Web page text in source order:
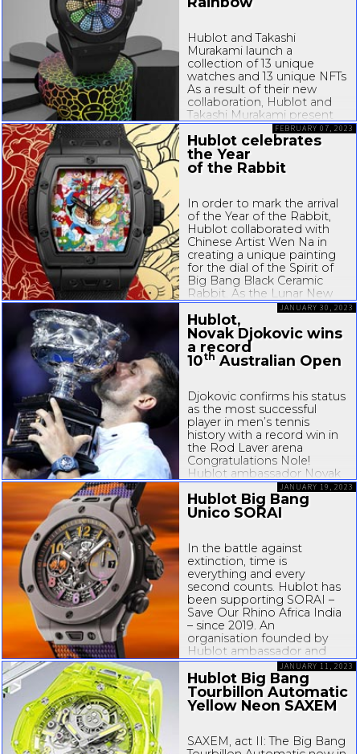
Hublot and Takashi
Murakami launch a
collection of 13 unique
watches and 13 unique NFTs
As a result of their new
collaboration, Hublot and
Takashi Murakami present
thirteen new NFTs and
thirteen unique timepieces
featuring the iconic smiling
flower that is central to the
Hublot celebrates
the Year
of the Rabbit
In order to mark the arrival
of the Year of the Rabbit,
Hublot collaborated with
Chinese Artist Wen Na in
creating a unique painting
for the dial of the Spirit of
Big Bang Black Ceramic
Rabbit. As the Lunar New
Year is approaching, Swiss
luxury watchmaker Hublot
has invited Wen Na to craft
a...
FEBRUARY 07, 2023
Hublot,
Novak Djokovic wins
a record
10th Australian Open
Djokovic confirms his status
as the most successful
player in men’s tennis
history with a record win in
the Rod Laver arena
Congratulations Nole!
Hublot ambassador Novak
Djokovic sealed a landmark
10th Australian Open title in
Melbourne, extending his
JANUARY 30, 2023
Hublot Big Bang
Unico SORAI
In the battle against
extinction, time is
everything and every
second counts. Hublot has
been supporting SORAI –
Save Our Rhino Africa India
– since 2019. An
organisation founded by
Hublot ambassador and
former international cricket
star Kevin Pietersen. His
work helps keep rhinos
threatened...
JANUARY 19, 2023
Hublot Big Bang
Tourbillon Automatic
Yellow Neon SAXEM
SAXEM, act II: The Big Bang
JANUARY 11, 2023